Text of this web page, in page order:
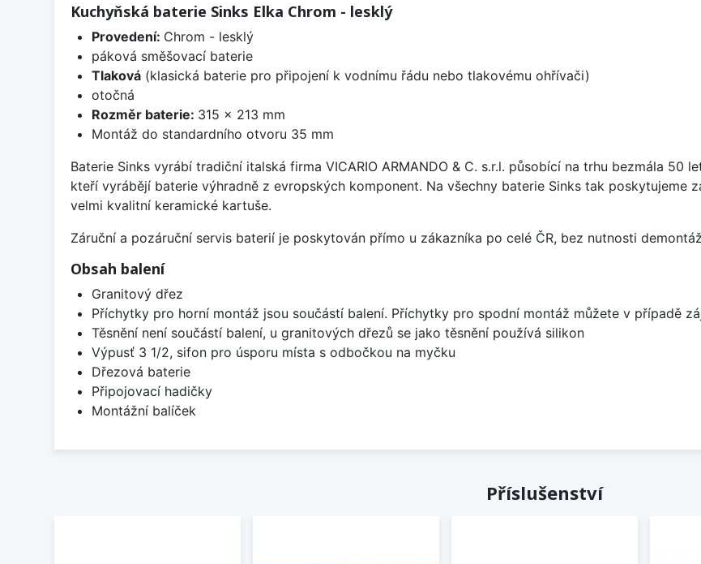
Kuchyňská baterie Sinks Elka Chrom - lesklý
Provedení: Chrom - lesklý
páková směšovací baterie
Tlaková(klasická baterie pro připojení k vodnímu řádu nebo tlakovému ohřívači)
otočná
Rozměr baterie: 315 x 213 mm
Montáž do standardního otvoru 35 mm
Baterie Sinks vyrábí tradiční italská firma VICARIO ARMANDO & C. s.r.l. působící na trhu bezmála 50
kteří vyrábějí baterie výhradně z evropských komponent. Na všechny baterie Sinks tak poskytujeme
velmi kvalitní keramické kartuše.
Záruční a pozáruční servis baterií je poskytován přímo u zákazníka po celé ČR, bez nutnosti
Obsah balení
Granitový dřez
Příchytky pro horní montáž jsou součástí balení. Příchytky pro spodní montáž můžete v případě
Těsnění není součástí balení, u granitových dřezů se jako těsnění používá silikon
Výpusť 3 1/2, sifon pro úsporu místa s odbočkou na myčku
Dřezová baterie
Připojovací hadičky
Montážní balíček
Příslušenství